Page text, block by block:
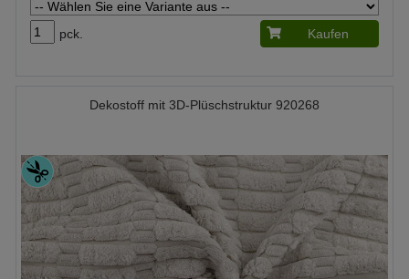
pck. Kaufen
Dekostoff mit 3D-Plüschstruktur 920268